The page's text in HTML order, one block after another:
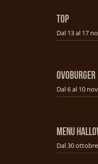
TOP
OVOBURGER
Menu